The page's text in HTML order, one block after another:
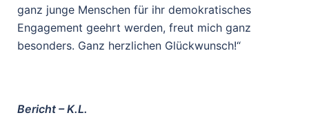
ganz junge Menschen für ihr demokratisches
Engagement geehrt werden, freut mich ganz
besonders. Ganz herzlichen Glückwunsch!“
Bericht – K.L.